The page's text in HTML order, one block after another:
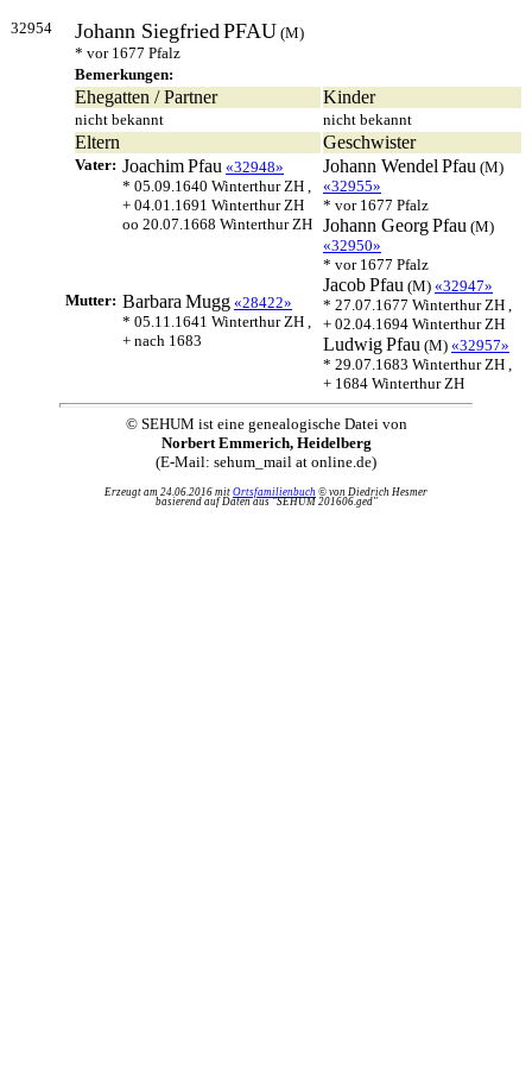
32954 Johann SiegfriedPFAU (M)
* vor 1677 Pfalz
Bemerkungen:
Ehegatten / Partner Kinder
nicht bekannt nicht bekannt
Eltern Geschwister
Vater: JoachimPfau «32948»
* 05.09.1640 Winterthur ZH ,
+ 04.01.1691 Winterthur ZH
oo 20.07.1668 Winterthur ZH
Johann Wendel Pfau (M)
«32955»
* vor 1677 Pfalz
Johann GeorgPfau (M)
«32950»
* vor 1677 Pfalz
JacobPfau (M) «32947»
* 27.07.1677 Winterthur ZH ,
+ 02.04.1694 Winterthur ZH
LudwigPfau (M) «32957»
* 29.07.1683 Winterthur ZH ,
+ 1684 Winterthur ZH
Mutter: Barbara Mugg «28422»
* 05.11.1641 Winterthur ZH ,
+ nach 1683
© SEHUM ist eine genealogische Datei von
Norbert Emmerich, Heidelberg
(E-Mail: sehum_mail at online.de)
Erzeugt am 24.06.2016 mit Ortsfamilienbuch © von Diedrich Hesmer
basierend auf Daten aus "SEHUM 201606.ged"